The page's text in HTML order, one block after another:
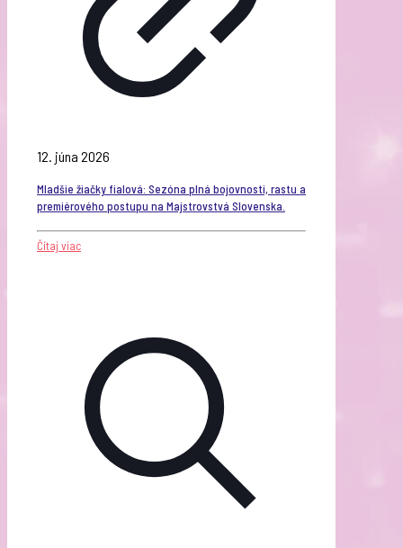
12. júna 2026
Mladšie žiačky fialová: Sezóna plná bojovnosti, rastu a
premiérového postupu na Majstrovstvá Slovenska.
Čítaj viac